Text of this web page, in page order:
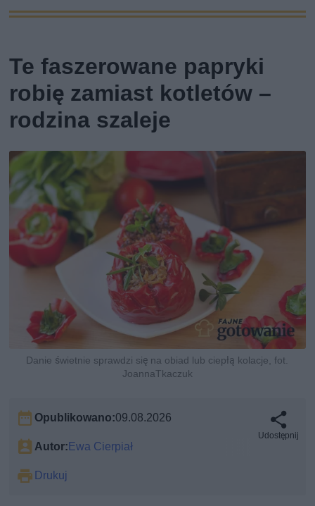
Te faszerowane papryki
robię zamiast kotletów –
rodzina szaleje
Danie świetnie sprawdzi się na obiad lub ciepłą kolacje, fot.
JoannaTkaczuk
Opublikowano:09.08.2026
Autor: Ewa Cierpiał
Drukuj
Udostępnij